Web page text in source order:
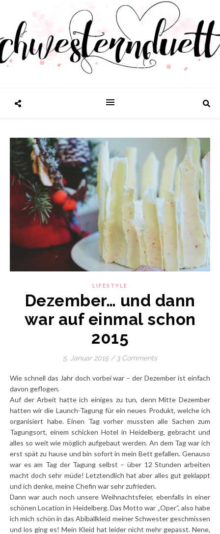
LIFESTYLE
Dezember… und dann
war auf einmal schon
2015
5. Januar 2015 / 3 Comments
Wie schnell das Jahr doch vorbei war – der Dezember ist einfach
davon geflogen.
Auf der Arbeit hatte ich einiges zu tun, denn Mitte Dezember
hatten wir die Launch-Tagung für ein neues Produkt, welche ich
organisiert habe. Einen Tag vorher mussten alle Sachen zum
Tagungsort, einem schicken Hotel in Heidelberg, gebracht und
alles so weit wie möglich aufgebaut werden. An dem Tag war ich
erst spät zu hause und bin sofort in mein Bett gefallen. Genauso
war es am Tag der Tagung selbst – über 12 Stunden arbeiten
macht doch sehr müde! Letztendlich hat aber alles gut geklappt
und ich denke, meine Chefin war sehr zufrieden.
Dann war auch noch unsere Weihnachtsfeier, ebenfalls in einer
schönen Location in Heidelberg. Das Motto war „Oper“, also habe
ich mich schön in das Abiballkleid meiner Schwester geschmissen
und los ging es! Mein Kleid hat leider nicht mehr gepasst. Nene,